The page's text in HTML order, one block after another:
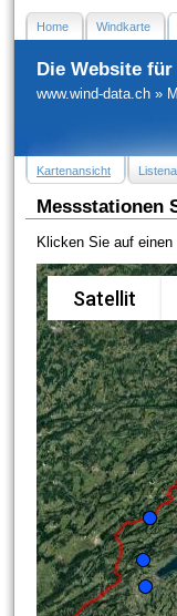
Home Windkarte
Die Website
www.wind-data.ch »
Kartenansicht
Messstationen
Klicken Sie auf
Satellit